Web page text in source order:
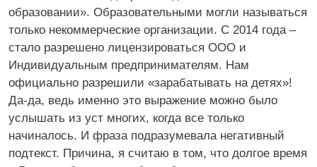
образовании». Образовательными могли называться
только некоммерческие организации. С 2014 года –
стало разрешено лицензироваться ООО и
Индивидуальным предпринимателям. Нам
официально разрешили «зарабатывать на детях»!
Да-да, ведь именно это выражение можно было
услышать из уст многих, когда все только
начиналось. И фраза подразумевала негативный
подтекст. Причина, я считаю в том, что долгое время